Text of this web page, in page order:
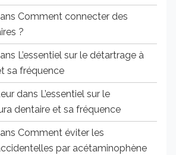
Comment connecter des
?
L’essentiel sur le détartrage à
sa fréquence
dans L’essentiel sur le
dentaire et sa fréquence
Comment éviter les
par acétaminophène